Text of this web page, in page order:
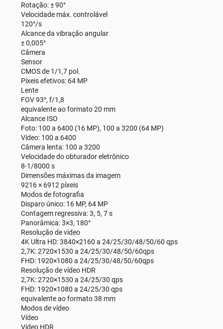
Rotação: ± 90°
Velocidade máx. controlável
120°/s
Alcance da vibração angular
± 0,005°
Câmera
Sensor
CMOS de 1/1,7 pol.
Píxeis efetivos: 64 MP
Lente
FOV 93°, f/1,8
equivalente ao formato 20 mm
Alcance ISO
Foto: 100 a 6400 (16 MP), 100 a 3200 (64 MP)
Vídeo: 100 a 6400
Câmera lenta: 100 a 3200
Velocidade do obturador eletrônico
8-1/8000 s
Dimensões máximas da imagem
9216 × 6912 píxeis
Modos de fotografia
Disparo único: 16 MP, 64 MP
Contagem regressiva: 3, 5, 7 s
Panorâmica: 3×3, 180°
Resolução de vídeo
4K Ultra HD: 3840×2160 a 24/25/30/48/50/60 qps
2,7K: 2720×1530 a 24/25/30/48/50/60qps
FHD: 1920×1080 a 24/25/30/48/50/60qps
Resolução de vídeo HDR
2,7K: 2720×1530 a 24/25/30 qps
FHD: 1920×1080 a 24/25/30 qps
equivalente ao formato 38 mm
Modos de vídeo
Vídeo
Vídeo HDR